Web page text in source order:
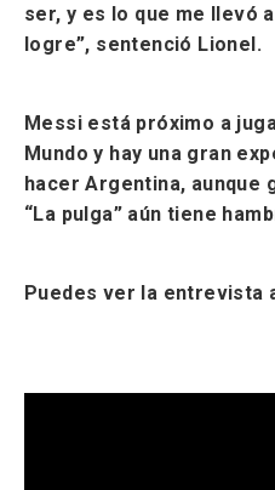
ser, y es lo que me llevó
logre”, sentenció Lionel.
Messi está próximo a
Mundo y hay una gran
hacer Argentina, aunque
“La pulga” aún tiene
Puedes ver la entrevista